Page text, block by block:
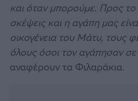
και όταν μπορούμε. Προς το
σκέψεις και η αγάπη μας
οικογένεια του Μάτυ, τους
όλους όσοι τον αγάπησαν
αναφέρουν τα Φιλαράκια.